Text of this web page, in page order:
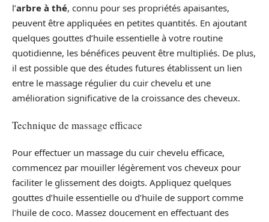
l’arbre à thé, connu pour ses propriétés apaisantes,
peuvent être appliquées en petites quantités. En ajoutant
quelques gouttes d’huile essentielle à votre routine
quotidienne, les bénéfices peuvent être multipliés. De plus,
il est possible que des études futures établissent un lien
entre le massage régulier du cuir chevelu et une
amélioration significative de la croissance des cheveux.
Technique de massage efficace
Pour effectuer un massage du cuir chevelu efficace,
commencez par mouiller légèrement vos cheveux pour
faciliter le glissement des doigts. Appliquez quelques
gouttes d’huile essentielle ou d’huile de support comme
l’huile de coco. Massez doucement en effectuant des